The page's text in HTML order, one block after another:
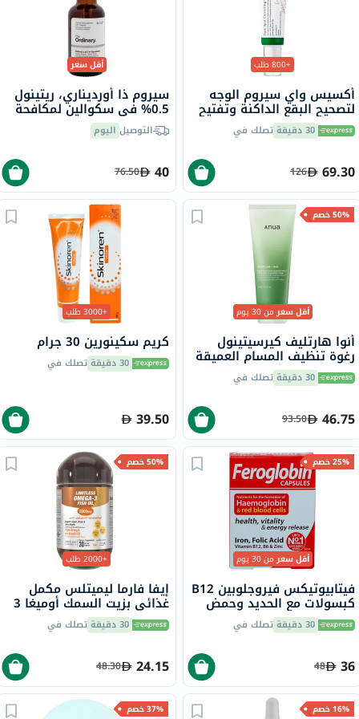
+800 طلب
أكسيس واي سيروم الوجه
لتصحيح البقع الداكنة وتفتيح
البشرة وترطيبها 50 مل
30 دقيقة تصلك في
69.30
126
أقل سعر
سيروم ذا أورديناري، ريتينول
0.5% في سكوالين لمكافحة
ملالتوصيل اليوم
40
76.50
50% خصم
أقل سعرمن 30 يوم
أنوا هارتليف كيرسيتينول
رغوة تنظيف المسام العميقة
للوجه للبشرة الدهنية
والمختلطة 150 مل
30 دقيقة تصلك في
46.75
93.50
+3000 طلب
كريم سكينورين 30 جرام
30 دقيقة تصلك في
39.50
25% خصم
أقل سعرمن 30 يوم
فيتابيوتيكس فيروجلوبين B12
كبسولات مع الحديد وحمض
الفوليك وفيتامين B12
لمحاربة التعب، 30 كبسولة
30 دقيقة تصلك في
36
48
50% خصم
+2000 طلب
إيفا فارما ليميتلس مكمل
غذائي بزيت السمك أوميغا 3
2000 ملجم، كبسولات
هلامية، حزمة من 30 كبسولة
30 دقيقة تصلك في
24.15
48.30
16% خصم 37% خصم